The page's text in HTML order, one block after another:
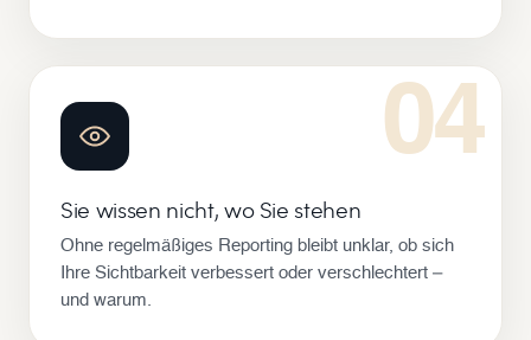
04
Sie wissen nicht, wo Sie stehen
Ohne regelmäßiges Reporting bleibt unklar, ob sich
Ihre Sichtbarkeit verbessert oder verschlechtert –
und warum.